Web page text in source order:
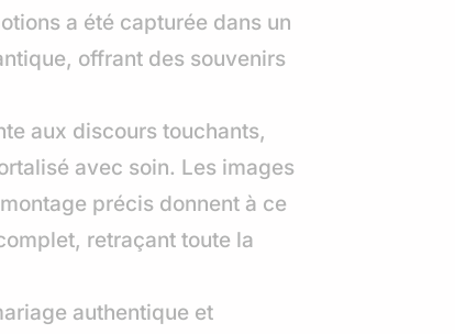
a été capturée dans un
offrant des souvenirs
aux discours touchants,
avec soin. Les images
précis donnent à ce
retraçant toute la
authentique et